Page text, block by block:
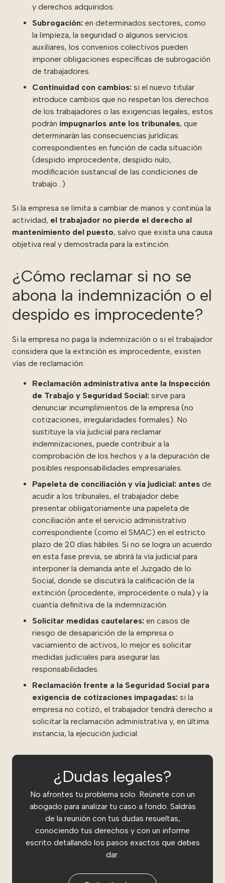
y derechos adquiridos.
Subrogación: en determinados sectores, como
la limpieza, la seguridad o algunos servicios
auxiliares, los convenios colectivos pueden
imponer obligaciones específicas de subrogación
de trabajadores.
Continuidad con cambios: si el nuevo titular
introduce cambios que no respetan los derechos
de los trabajadores o las exigencias legales, estos
podrán impugnarlos ante los tribunales, que
determinarán las consecuencias jurídicas
correspondientes en función de cada situación
(despido improcedente, despido nulo,
modificación sustancial de las condiciones de
trabajo…)
Si la empresa se limita a cambiar de manos y continúa la
actividad, el trabajador no pierde el derecho al
mantenimiento del puesto, salvo que exista una causa
objetiva real y demostrada para la extinción.
¿Cómo reclamar si no se
abona la indemnización o el
despido es improcedente?
Si la empresa no paga la indemnización o si el trabajador
considera que la extinción es improcedente, existen
vías de reclamación:
Reclamación administrativa ante la Inspección
de Trabajo y Seguridad Social: sirve para
denunciar incumplimientos de la empresa (no
cotizaciones, irregularidades formales). No
sustituye la vía judicial para reclamar
indemnizaciones, puede contribuir a la
comprobación de los hechos y a la depuración de
posibles responsabilidades empresariales.
Papeleta de conciliación y vía judicial: antes de
acudir a los tribunales, el trabajador debe
presentar obligatoriamente una papeleta de
conciliación ante el servicio administrativo
correspondiente (como el SMAC) en el estricto
plazo de 20 días hábiles. Si no se logra un acuerdo
en esta fase previa, se abrirá la vía judicial para
interponer la demanda ante el Juzgado de lo
Social, donde se discutirá la calificación de la
extinción (procedente, improcedente o nula) y la
cuantía definitiva de la indemnización.
Solicitar medidas cautelares: en casos de
riesgo de desaparición de la empresa o
vaciamiento de activos, lo mejor es solicitar
medidas judiciales para asegurar las
responsabilidades.
Reclamación frente a la Seguridad Social para
exigencia de cotizaciones impagadas: si la
empresa no cotizó, el trabajador tendrá derecho a
solicitar la reclamación administrativa y, en última
instancia, la ejecución judicial.
¿Dudas legales?
No afrontes tu problema solo. Reúnete con un
abogado para analizar tu caso a fondo. Saldrás
de la reunión con tus dudas resueltas,
conociendo tus derechos y con un informe
escrito detallando los pasos exactos que debes
dar.